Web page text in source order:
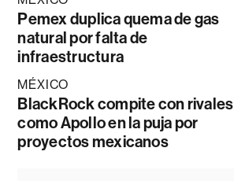
Pemex duplica quema de gas
natural por falta de
infraestructura
MÉXICO
BlackRock compite con rivales
como Apollo en la puja por
proyectos mexicanos